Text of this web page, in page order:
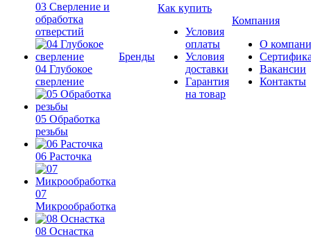
03 Сверление и
обработка
отверстий
04 Глубокое
сверление
05 Обработка
резьбы
06 Расточка
07
Микрообработка
08 Оснастка
Бренды
Как купить
Условия
оплаты
Условия
доставки
Гарантия
на товар
Компания
О
Вакансии
Контакты